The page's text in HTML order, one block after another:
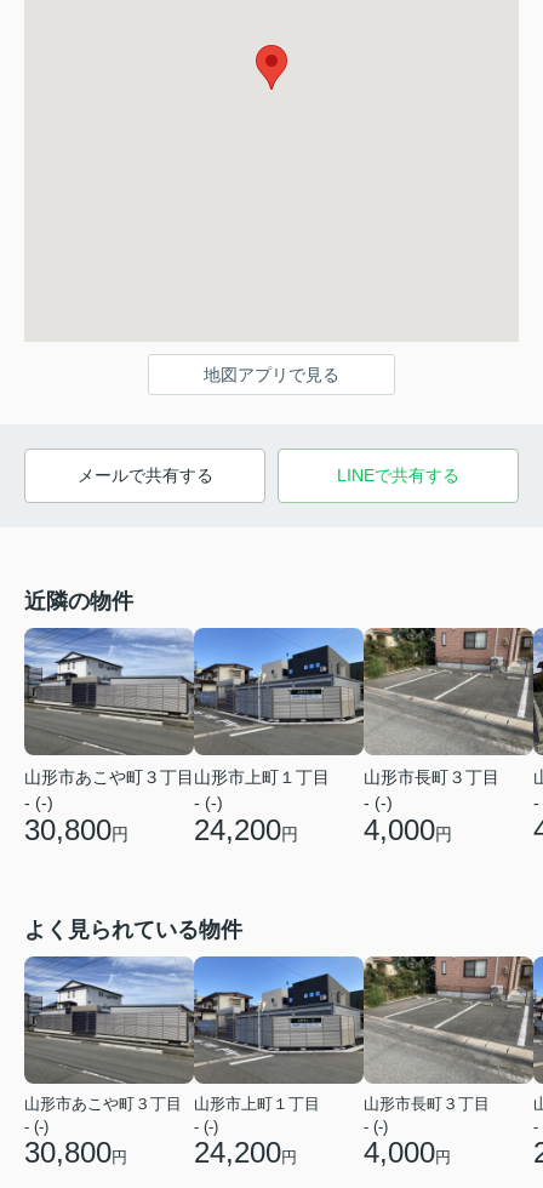
地図アプリで見る
メールで共有する LINEで共有する
近隣の物件
山形市あこや町３丁目
- (-)
30,800円
山形市上町１丁目
- (-)
24,200円
山形市長町３丁目
- (-)
4,000円
-
よく見られている物件
山形市あこや町３丁目
- (-)
30,800円
山形市上町１丁目
- (-)
24,200円
山形市長町３丁目
- (-)
4,000円
-